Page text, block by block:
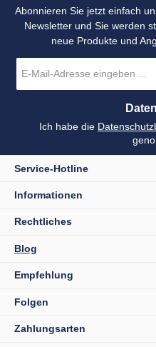
Abonnieren Sie jetzt einfach
Newsletter und Sie werden
neue Produkte und
Mail-
*
Ich habe die
Service-Hotline
Informationen
Rechtliches
Blog
Empfehlung
Folgen
Zahlungsarten